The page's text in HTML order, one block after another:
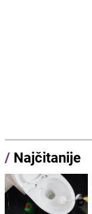
/ Najčitanije